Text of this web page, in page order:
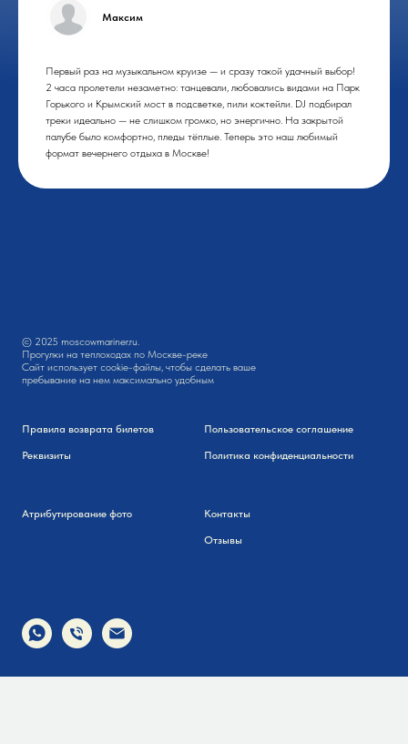
Максим
Первый раз на музыкальном круизе — и сразу такой удачный выбор!
2 часа пролетели незаметно: танцевали, любовались видами на Парк
Горького и Крымский мост в подсветке, пили коктейли. DJ подбирал
треки идеально — не слишком громко, но энергично. На закрытой
палубе было комфортно, пледы тёплые. Теперь это наш любимый
формат вечернего отдыха в Москве!
© 2025 moscowmariner.ru.
Прогулки на теплоходах по Москве-реке
Сайт использует cookie-файлы, чтобы сделать ваше
пребывание на нем максимально удобным
Правила возврата билетов
Реквизиты
Пользовательское соглашение
Политика конфиденциальности
Атрибутирование фото Контакты
Отзывы